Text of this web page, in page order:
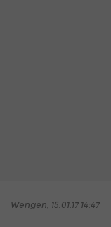
Wengen, 15.01.17 14:47